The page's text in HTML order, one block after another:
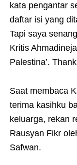
kata pengantar
daftar isi yang
Tapi saya
Kritis
Palestina’.
Saat membaca
terima kasihku
keluarga, rekan
Rausyan Fikr
Safwan.